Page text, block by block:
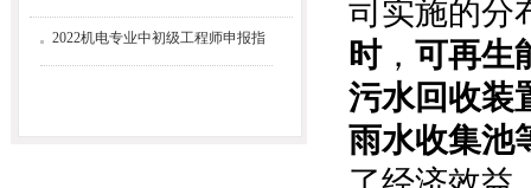
2022机电专业中初级工程师申报指
司实施的分
时， 可再生
污水回收装
雨水收集池